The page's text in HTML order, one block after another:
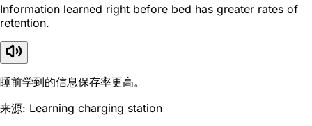
Information learned right before bed has greater rates of
retention.
睡前学到的信息保存率更高。
来源: Learning charging station